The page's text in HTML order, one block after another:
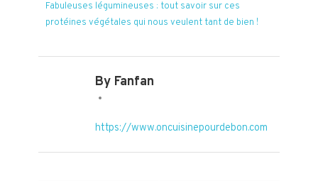
Fabuleuses légumineuses : tout savoir sur ces
protéines végétales qui nous veulent tant de bien !
By Fanfan
https://www.oncuisinepourdebon.com